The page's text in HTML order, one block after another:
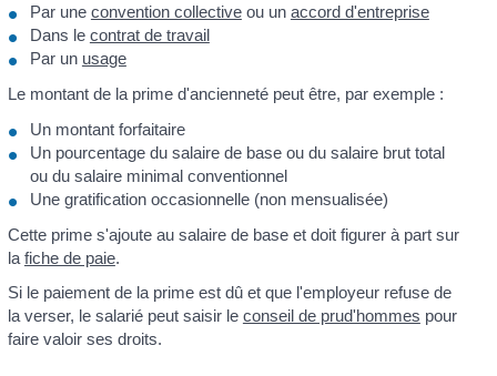
Par une convention collectiveou un accord d'entreprise
Dans le contrat de travail
Par un usage
Le montant de la prime d'ancienneté peut être, par exemple :
Un montant forfaitaire
Un pourcentage du salaire de base ou du salaire brut total
ou du salaire minimal conventionnel
Une gratification occasionnelle (non mensualisée)
Cette prime s'ajoute au salaire de base et doit figurer à part sur
la fiche de paie.
Si le paiement de la prime est dû et que l'employeur refuse de
la verser, le salarié peut saisir le conseil de prud'hommes pour
faire valoir ses droits.